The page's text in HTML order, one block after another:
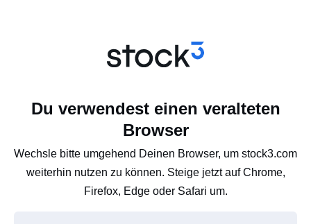
Du verwendest einen veralteten
Browser
Wechsle bitte umgehend Deinen Browser, um stock3.com
weiterhin nutzen zu können. Steige jetzt auf Chrome,
Firefox, Edge oder Safari um.